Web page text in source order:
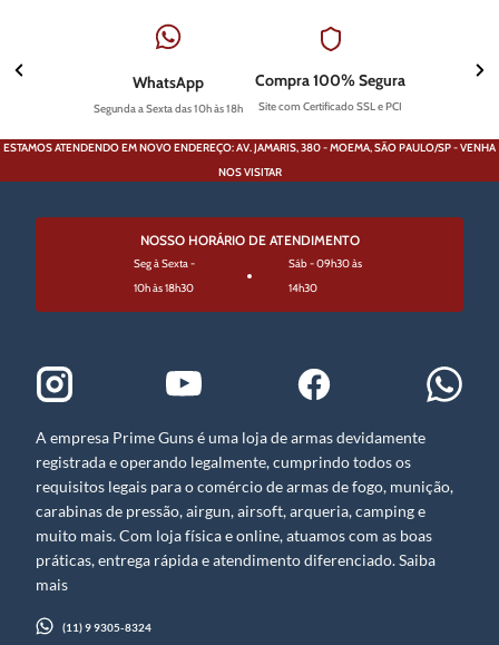
WhatsApp
Segunda a Sexta das 10h às 18h
Compra 100% Segura
Site com Certificado SSL e PCI
ESTAMOS ATENDENDO EM NOVO ENDEREÇO: AV. JAMARIS, 380 - MOEMA, SÃO PAULO/SP - VENHA
NOS VISITAR
NOSSO HORÁRIO DE ATENDIMENTO
Seg à Sexta -
10h às 18h30
Sáb - 09h30 às
14h30
A empresa Prime Guns é uma loja de armas devidamente
registrada e operando legalmente, cumprindo todos os
requisitos legais para o comércio de armas de fogo, munição,
carabinas de pressão, airgun, airsoft, arqueria, camping e
muito mais. Com loja física e online, atuamos com as boas
práticas, entrega rápida e atendimento diferenciado. Saiba
mais
(11) 9 9305-8324